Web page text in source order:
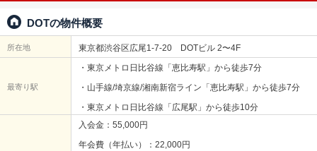
DOTの物件概要
所在地 東京都渋谷区広尾1-7-20 DOTビル 2〜4F
最寄り駅
・東京メトロ日比谷線「恵比寿駅」から徒歩7分
・山手線/埼京線/湘南新宿ライン「恵比寿駅」から徒歩7分
・東京メトロ日比谷線「広尾駅」から徒歩10分
入会金：55,000円
年会費（年払い）：22,000円